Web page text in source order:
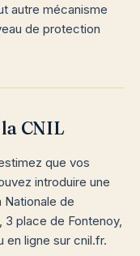
autre mécanisme
de protection
CNIL
que vos
introduire une
Nationale de
place de Fontenoy,
en ligne sur cnil.fr.